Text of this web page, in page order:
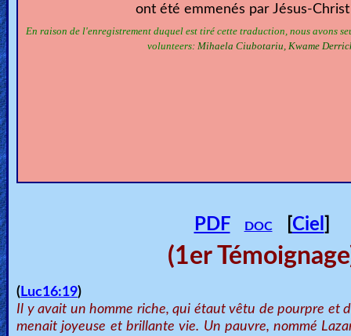
MP3
Bible
ont été emmenés par Jésus-
En raison de l'enregistrement duquel est tiré cette traduction, nous avons
volunteers: Mihaela Ciubotariu, Kwame
PDF DOC[ Ciel
(1er
( Luc16:19)
Il y avait un homme riche, qui étaut vêtu de pourpre et
menait joyeuse et brillante vie. Un pauvre, nommé